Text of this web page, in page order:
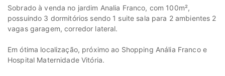
Sobrado à venda no jardim Analia Franco, com 100m²,
possuindo 3 dormitórios sendo 1 suite sala para 2 ambientes 2
vagas garagem, corredor lateral.
Em ótima localização, próximo ao Shopping Anália Franco e
Hospital Maternidade Vitória.